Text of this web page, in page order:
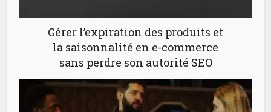
Gérer l’expiration des produits et
la saisonnalité en e-commerce
sans perdre son autorité SEO